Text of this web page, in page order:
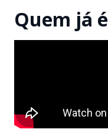
Quem já é